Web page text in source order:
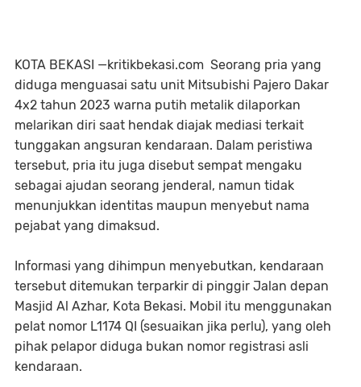
KOTA BEKASI —kritikbekasi.com Seorang pria yang
diduga menguasai satu unit Mitsubishi Pajero Dakar
4x2 tahun 2023 warna putih metalik dilaporkan
melarikan diri saat hendak diajak mediasi terkait
tunggakan angsuran kendaraan. Dalam peristiwa
tersebut, pria itu juga disebut sempat mengaku
sebagai ajudan seorang jenderal, namun tidak
menunjukkan identitas maupun menyebut nama
pejabat yang dimaksud.
Informasi yang dihimpun menyebutkan, kendaraan
tersebut ditemukan terparkir di pinggir Jalan depan
Masjid Al Azhar, Kota Bekasi. Mobil itu menggunakan
pelat nomor L1174 QI (sesuaikan jika perlu), yang oleh
pihak pelapor diduga bukan nomor registrasi asli
kendaraan.